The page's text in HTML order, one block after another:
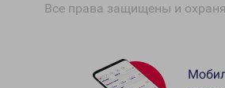
Все права защищены и